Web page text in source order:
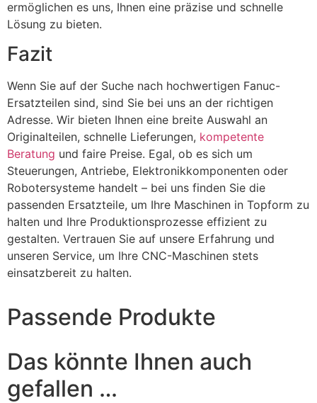
ermöglichen es uns, Ihnen eine präzise und schnelle
Lösung zu bieten.
Fazit
Wenn Sie auf der Suche nach hochwertigen Fanuc-
Ersatzteilen sind, sind Sie bei uns an der richtigen
Adresse. Wir bieten Ihnen eine breite Auswahl an
Originalteilen, schnelle Lieferungen, kompetente
Beratung und faire Preise. Egal, ob es sich um
Steuerungen, Antriebe, Elektronikkomponenten oder
Robotersysteme handelt – bei uns finden Sie die
passenden Ersatzteile, um Ihre Maschinen in Topform zu
halten und Ihre Produktionsprozesse effizient zu
gestalten. Vertrauen Sie auf unsere Erfahrung und
unseren Service, um Ihre CNC-Maschinen stets
einsatzbereit zu halten.
Passende Produkte
Das könnte Ihnen auch
gefallen …